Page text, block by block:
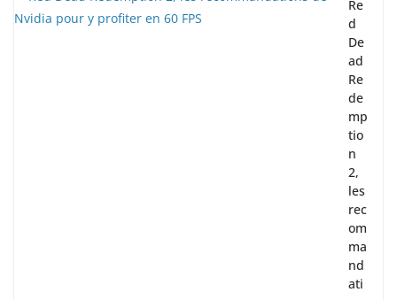
Re
d
De
ad
Re
de
mp
tio
n
2,
les
rec
om
ma
nd
ati